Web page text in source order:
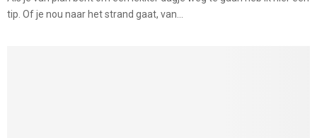
tip. Of je nou naar het strand gaat, van...